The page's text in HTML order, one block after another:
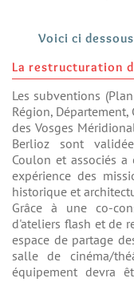
Voici ci
La restructuration
Les subventions
Région,
des Vosges
Berlioz sont
Coulon et associés
expérience des
historique et
Grâce à une co-
d'ateliers flash et de
espace de partage
salle de cinéma/
équipement devra